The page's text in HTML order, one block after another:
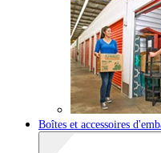
Boîtes et accessoires